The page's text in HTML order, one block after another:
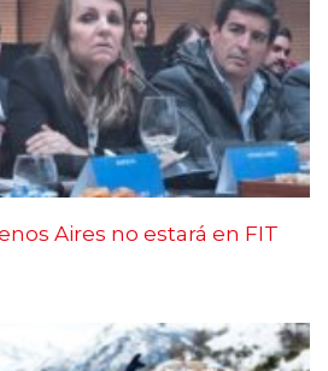
Aires no estará en FIT